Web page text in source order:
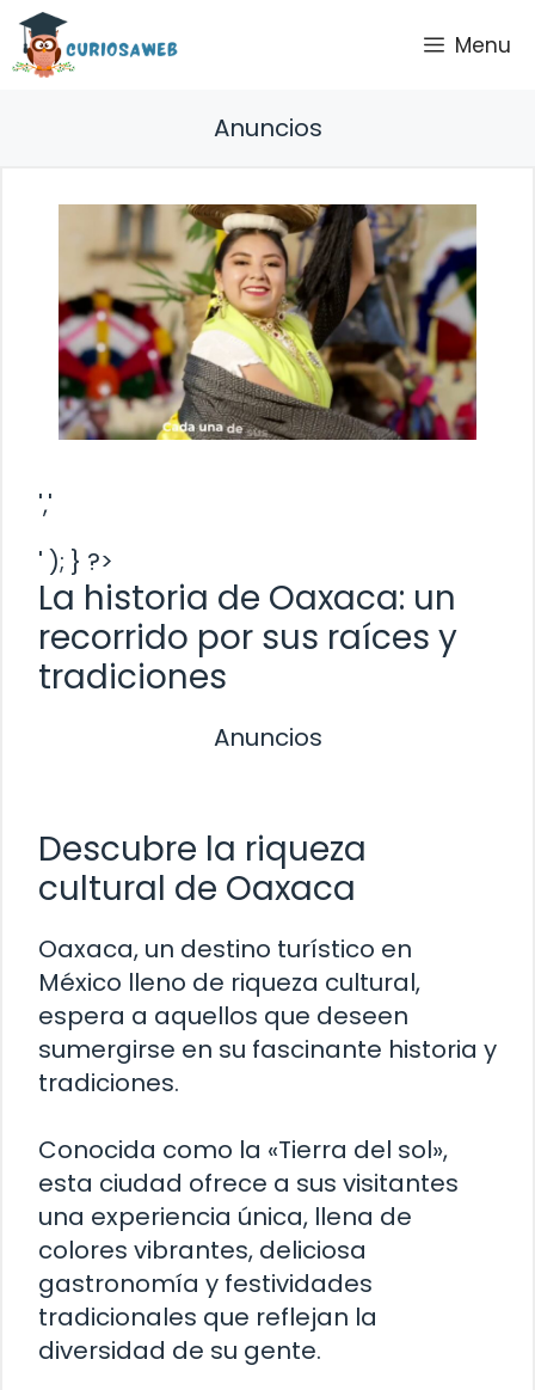
Saltar
contenido
Menu
Anuncios
','
' ); } ?>
La historia de Oaxaca: un
recorrido por sus raíces y
tradiciones
Anuncios
Descubre la riqueza
cultural de Oaxaca
Oaxaca, un destino turístico en
México lleno de riqueza cultural,
espera a aquellos que deseen
sumergirse en su fascinante historia y
tradiciones.
Conocida como la «Tierra del sol»,
esta ciudad ofrece a sus visitantes
una experiencia única, llena de
colores vibrantes, deliciosa
gastronomía y festividades
tradicionales que reflejan la
diversidad de su gente.